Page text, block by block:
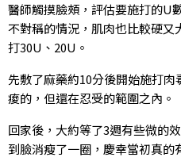
醫師觸摸臉頰，評估要施打的U
不對稱的情況，肌肉也比較硬
打30U、20U。
先敷了麻藥約10分後開始施打
痠的，但還在忍受的範圍之內。
回家後，大約等了3週有些微的
到臉消瘦了一圈，慶幸當初真的